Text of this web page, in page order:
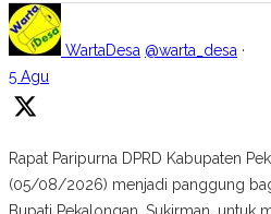
WartaDesa @warta_desa ·
5 Agu
Rapat Paripurna DPRD Kabupaten
(05/08/2026) menjadi panggung